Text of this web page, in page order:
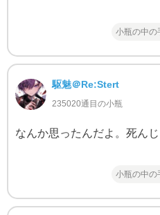
小瓶の中の
駆魅＠Re:Stert
235020通目の小瓶
なんか思ったんだよ。死んじ
小瓶の中の